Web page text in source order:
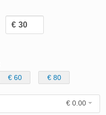
€ 60 € 80
€ 0.00